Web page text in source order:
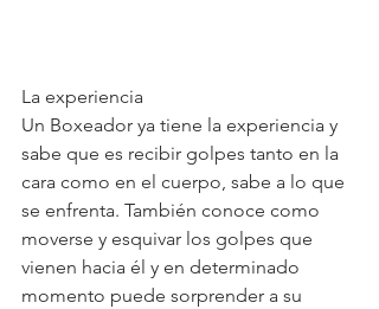
La experiencia
Un Boxeador ya tiene la experiencia y
sabe que es recibir golpes tanto en la
cara como en el cuerpo, sabe a lo que
se enfrenta. También conoce como
moverse y esquivar los golpes que
vienen hacia él y en determinado
momento puede sorprender a su